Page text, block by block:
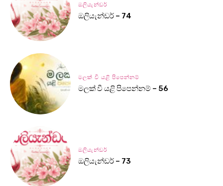
ඔලියැන්ඩර්
ඔලියැන්ඩර් – 74
මලක් වී යළි පිපෙන්නම්
මලක් වී යළි පිපෙන්නම් – 56
ඔලියැන්ඩර්
ඔලියැන්ඩර් – 73